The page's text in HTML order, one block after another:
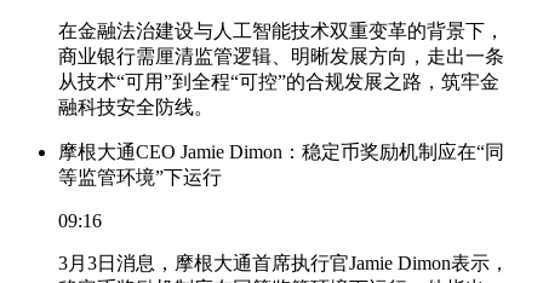
在金融法治建设与人工智能技术双重变革的背景下，
商业银行需厘清监管逻辑、明晰发展方向，走出一条
从技术“可用”到全程“可控”的合规发展之路，筑牢金
融科技安全防线。
摩根大通CEO Jamie Dimon：稳定币奖励机制应在“同
等监管环境”下运行
09:16
3月3日消息，摩根大通首席执行官Jamie Dimon表示，